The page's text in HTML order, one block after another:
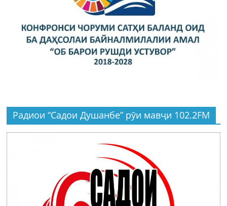
Радиои “Садои Душанбе” рӯи мавҷи 102.2FM